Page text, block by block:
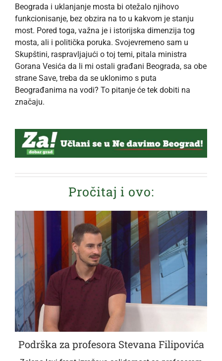
Beograda i uklanjanje mosta bi otežalo njihovo
funkcionisanje, bez obzira na to u kakvom je stanju
most. Pored toga, važna je i istorijska dimenzija tog
mosta, ali i politička poruka. Svojevremeno sam u
Skupštini, raspravljajući o toj temi, pitala ministra
Gorana Vesića da li mi ostali građani Beograda, sa obe
strane Save, treba da se uklonimo s puta
Beograđanima na vodi? To pitanje će tek dobiti na
značaju.
Pročitaj i ovo:
Podrška za profesora Stevana Filipovića